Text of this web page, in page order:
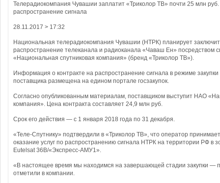
Телерадиокомпания Чувашии заплатит «Триколор ТВ» почти 25 млн руб.
распространение сигнала
28.11.2017 > 17:32
Национальная телерадиокомпания Чувашии (НТРК) планирует
распространение телеканала и радиоканала «Чаваш Ен» посредством
«Национальная спутниковая компания» (бренд «Триколор ТВ»).
Информация о контракте на распространение сигнала в режиме закупки
поставщика размещена на едином портале госзакупок.
Согласно опубликованным материалам, поставщиком выступит НАО
компания». Цена контракта составляет 24,9 млн руб.
Срок его действия — с 1 января 2018 года по 31 декабря.
«Теле-Спутнику» подтвердили в «Триколор ТВ», что оператор принимает
оказание услуг по распространению сигнала НТРК на территории РФ в
Eutelsat 36B/«Экспресс-АМУ1».
«В настоящее время мы находимся на завершающей стадии закупки —
отметили в компании.